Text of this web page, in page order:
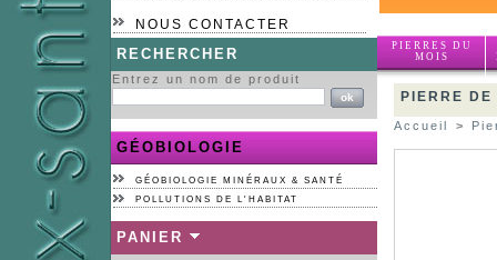
NOUS CONTACTER
PIERRES DU
MOIS
RECHERCHER
Entrez un nom de produit
GÉOBIOLOGIE
GÉOBIOLOGIE MINÉRAUX & SANTÉ
POLLUTIONS DE L'HABITAT
PANIER
PIERRE
Accueil >